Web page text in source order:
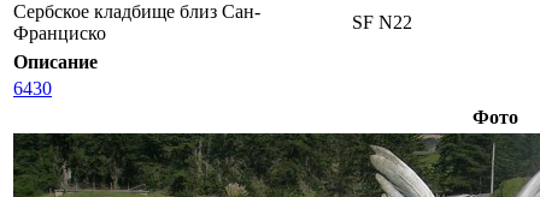
Сербское кладбище близ Сан-
Франциско
SF N22
Описание
6430
Фото